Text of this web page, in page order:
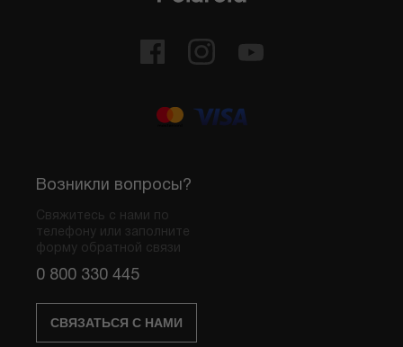
Возникли вопросы?
Свяжитесь с нами по
телефону или заполните
форму обратной связи
0 800 330 445
СВЯЗАТЬСЯ С НАМИ